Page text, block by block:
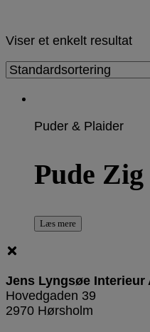
Viser et enkelt resultat
Puder & Plaider
Pude
Læs mere
Jens Lyngsøe Interieur
Hovedgaden 39
2970 Hørsholm